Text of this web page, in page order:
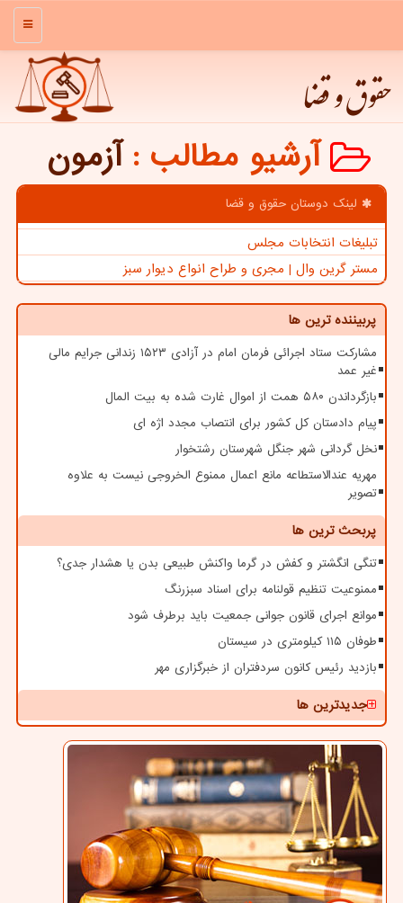
منو
حقوق و قضا
آرشیو مطالب :آزمون
لینک دوستان حقوق و قضا
تبلیغات انتخابات مجلس
مستر گرین وال | مجری و طراح انواع دیوار سبز
پربیننده ترین ها
مشارکت ستاد اجرائی فرمان امام در آزادی ۱۵۲۳ زندانی جرایم مالی
غیر عمد
بازگرداندن ۵۸۰ همت از اموال غارت شده به بیت المال
پیام دادستان کل کشور برای انتصاب مجدد اژه ای
نخل گردانی شهر جنگل شهرستان رشتخوار
مهریه عندالاستطاعه مانع اعمال ممنوع الخروجی نیست به علاوه
تصویر
پربحث ترین ها
تنگی انگشتر و کفش در گرما واکنش طبیعی بدن یا هشدار جدی؟
ممنوعیت تنظیم قولنامه برای اسناد سبزرنگ
موانع اجرای قانون جوانی جمعیت باید برطرف شود
طوفان ۱۱۵ کیلومتری در سیستان
بازدید رئیس کانون سردفتران از خبرگزاری مهر
جدیدترین ها